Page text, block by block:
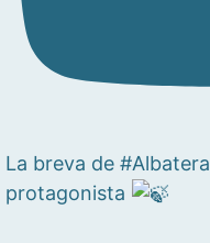
La breva de
protagonista